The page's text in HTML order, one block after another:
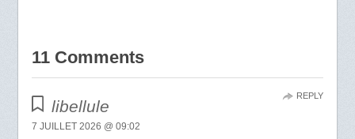
11 Comments
libellule
7 JUILLET 2026 @ 09:02
REPLY